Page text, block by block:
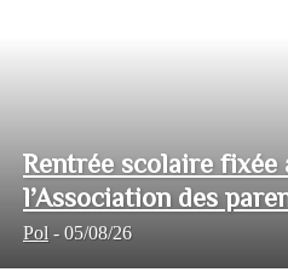
Rentrée scolaire fixée
l’Association des
Pol - 05/08/26